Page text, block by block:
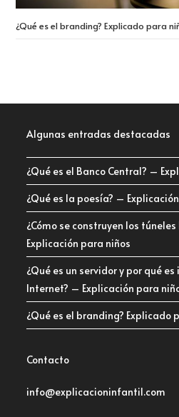
¿Qué es el branding? Explicado para
Algunas entradas destacadas
¿Qué es el Banco Central? –
¿Qué es la poesía? –
¿Cómo se construyen los
Explicación para niños
¿Qué es un servidor y por qué
Internet? – Explicación para
¿Qué es el branding? Explicado
Contacto
info@explicacioninfantil.com